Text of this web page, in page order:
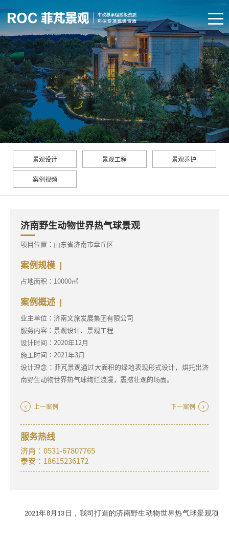
景观设计 景观工程 景观养护
案例视频
济南野生动物世界热气球景观
项目位置：山东省济南市章丘区
案例规模
占地面积：10000㎡
案例概述
业主单位：济南文旅发展集团有限公司
服务内容：景观设计、景观工程
设计时间：2020年12月
施工时间：2021年3月
设计理念：菲芃景观通过大面积的绿地表现形式设计，烘托出济
南野生动物世界热气球绚烂浪漫，震撼壮观的场面。
上一案例 下一案例
服务热线
济南：0531-67807765
泰安：18615236172
2021年8月 13 日，我司打造的济南野生动物世界热气球景观项